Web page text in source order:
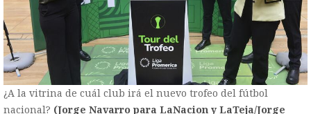
¿A la vitrina de cuál club irá el nuevo trofeo del fútbol
nacional? (Jorge Navarro para LaNacion y LaTeja/Jorge